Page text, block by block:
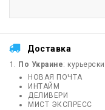
Доставка
По Украине:
НОВАЯ ПОЧТА
ИНТАЙМ
ДЕЛИВЕРИ
МИСТ ЭКСПРЕСС